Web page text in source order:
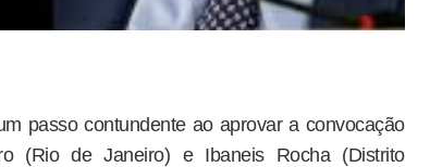
passo contundente ao aprovar a convocação
(Rio de Janeiro) e Ibaneis Rocha (Distrito